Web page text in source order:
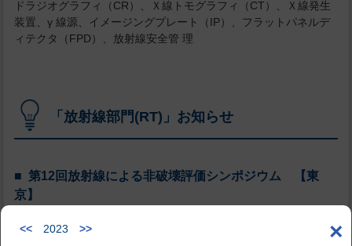
×
<< 2023 >>
ドラジオグラフィ（CR）、Ｘ線トモグラフィ（CT）、Ｘ線発生
装置、γ 線源、イメージングプレート（IP）、フラットパネルデ
ィテクタ（FPD）、放射線安全管 理
「放射線部門(RT)」お知らせ
第12回放射線による非破壊評価シンポジウム 【東
京】
過去のシンポジウム